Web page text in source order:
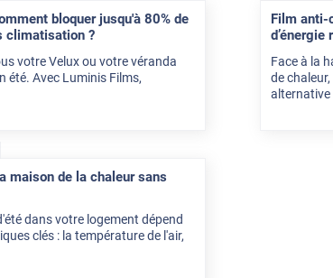
bloquer jusqu'à 80% de
climatisation ?
votre Velux ou votre véranda
été. Avec Luminis Films,
Film anti-
d’énergie
Face à la
de
alternative
maison de la chaleur sans
dans votre logement dépend
clés : la température de l'air,